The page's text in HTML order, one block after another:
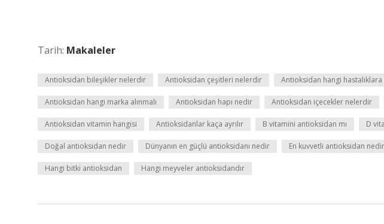
Tarih: Makaleler
Antioksidan bileşikler nelerdir Antioksidan çeşitleri nelerdir Antioksidan hangi
Antioksidan hangi marka alınmalı Antioksidan hapı nedir Antioksidan içecekler nelerdir
Antioksidan vitamin hangisi Antioksidanlar kaça ayrılır B vitamini antioksidan mı D
Doğal antioksidan nedir Dünyanın en güçlü antioksidanı nedir En kuvvetli antioksidan nedir
Hangi bitki antioksidan Hangi meyveler antioksidandır